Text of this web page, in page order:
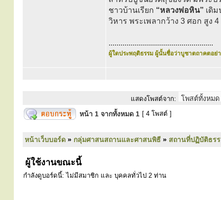
ชาวบ้านเรียก “หลวงพ่อหิน” เดิ
วิหาร พระเพลากว้าง 3 ศอก สูง
.....................................................
ผู้ใดประพฤติธรรม ผู้นั้นชื่อว่าบูชาตถาคตอย่า
แสดงโพสต์จาก:
หน้า 1 จากทั้งหมด 1 [ 4 โพสต์ ]
หน้าเว็บบอร์ด » กลุ่มศาสนสถานและศาสนพิธี » สถานที่ปฏิบัติธร
ผู้ใช้งานขณะนี้
กำลังดูบอร์ดนี้: ไม่มีสมาชิก และ บุคคลทั่วไป 2 ท่าน